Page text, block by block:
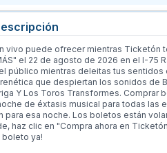
vivo puede ofrecer mientras Ticketón
el 22 de agosto de 2026 en el I-75
público mientras deleitas tus
que despiertan los sonidos de
Y Los Toros Transformes. Comprar
de éxtasis musical para todas las
para esa noche. Los boletos están
haz clic en "Compra ahora en
boleto ya!